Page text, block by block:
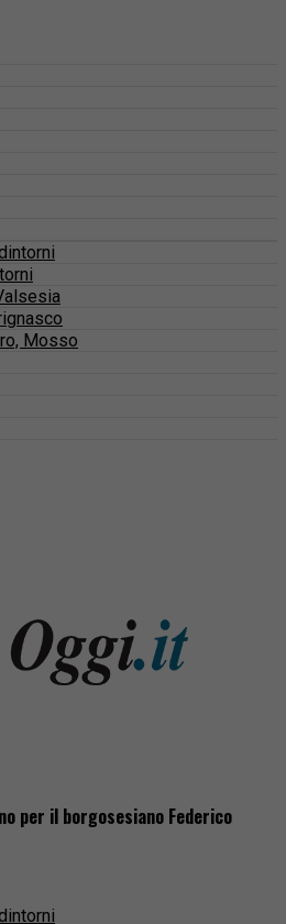
Mosso
per il borgosesiano Federico